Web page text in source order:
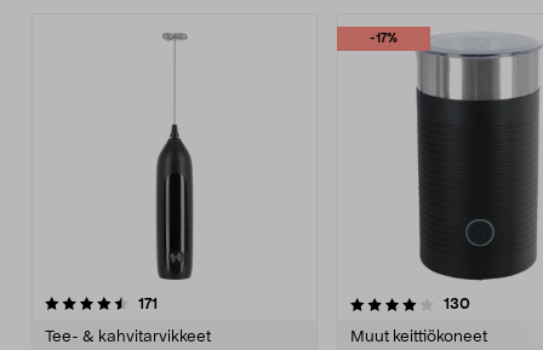
171
Tee- & kahvitarvikkeet
-17%
4.0 viidestä
130arvostelut
Muut keittiökoneet
4.5 viidestä